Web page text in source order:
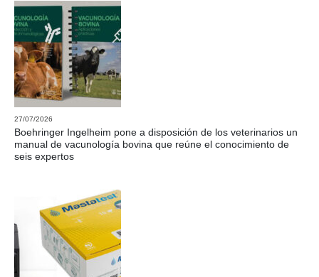
27/07/2026
Boehringer Ingelheim pone a disposición de los veterinarios un
manual de vacunología bovina que reúne el conocimiento de
seis expertos